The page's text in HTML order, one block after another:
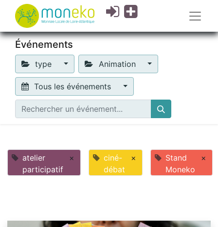
Événements
type Animation
Tous les événements
atelier
participatif
×
ciné-
débat
×
Stand
Moneko
×